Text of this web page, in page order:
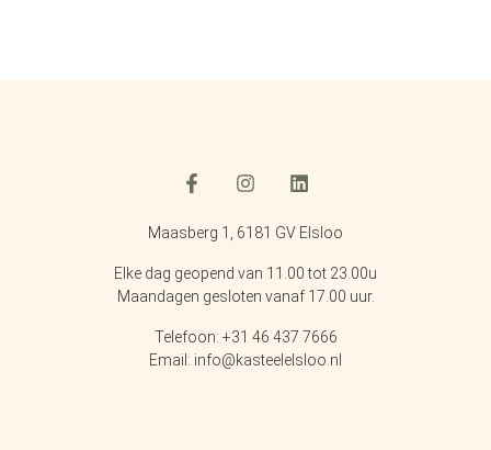
Maasberg 1, 6181 GV Elsloo
Elke dag geopend van 11.00 tot 23.00u
Maandagen gesloten vanaf 17.00 uur.
Telefoon: +31 46 437 7666
Email: info@kasteelelsloo.nl